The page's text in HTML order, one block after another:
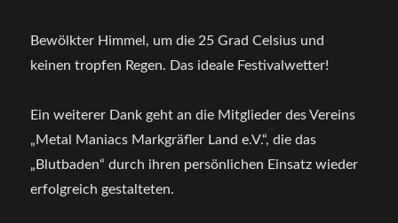
Bewölkter Himmel, um die 25 Grad Celsius und
keinen tropfen Regen. Das ideale Festivalwetter!
Ein weiterer Dank geht an die Mitglieder des Vereins
„Metal Maniacs Markgräfler Land e.V.“, die das
„Blutbaden“ durch ihren persönlichen Einsatz wieder
erfolgreich gestalteten.